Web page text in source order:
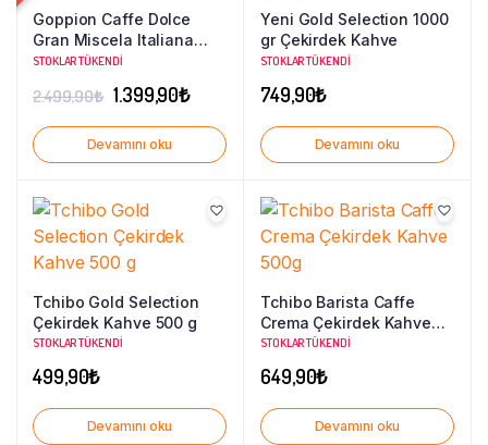
Goppion Caffe Dolce
Gran Miscela Italiana
Çekirdek Kahve 1kg
STOKLAR TÜKENDI
2.499,90₺ Orijinal
fiyat:
2.499,90₺.
1.399,90₺Şu
andaki
fiyat:
Devamını oku
Yeni Gold Selection 1000
gr Çekirdek Kahve
STOKLAR TÜKENDI
749,90₺
Devamını oku
Tchibo Gold Selection
Çekirdek Kahve 500 g
STOKLAR TÜKENDI
499,90₺
Devamını oku
Tchibo Barista Caffe
Crema Çekirdek Kahve
500g
STOKLAR TÜKENDI
649,90₺
Devamını oku